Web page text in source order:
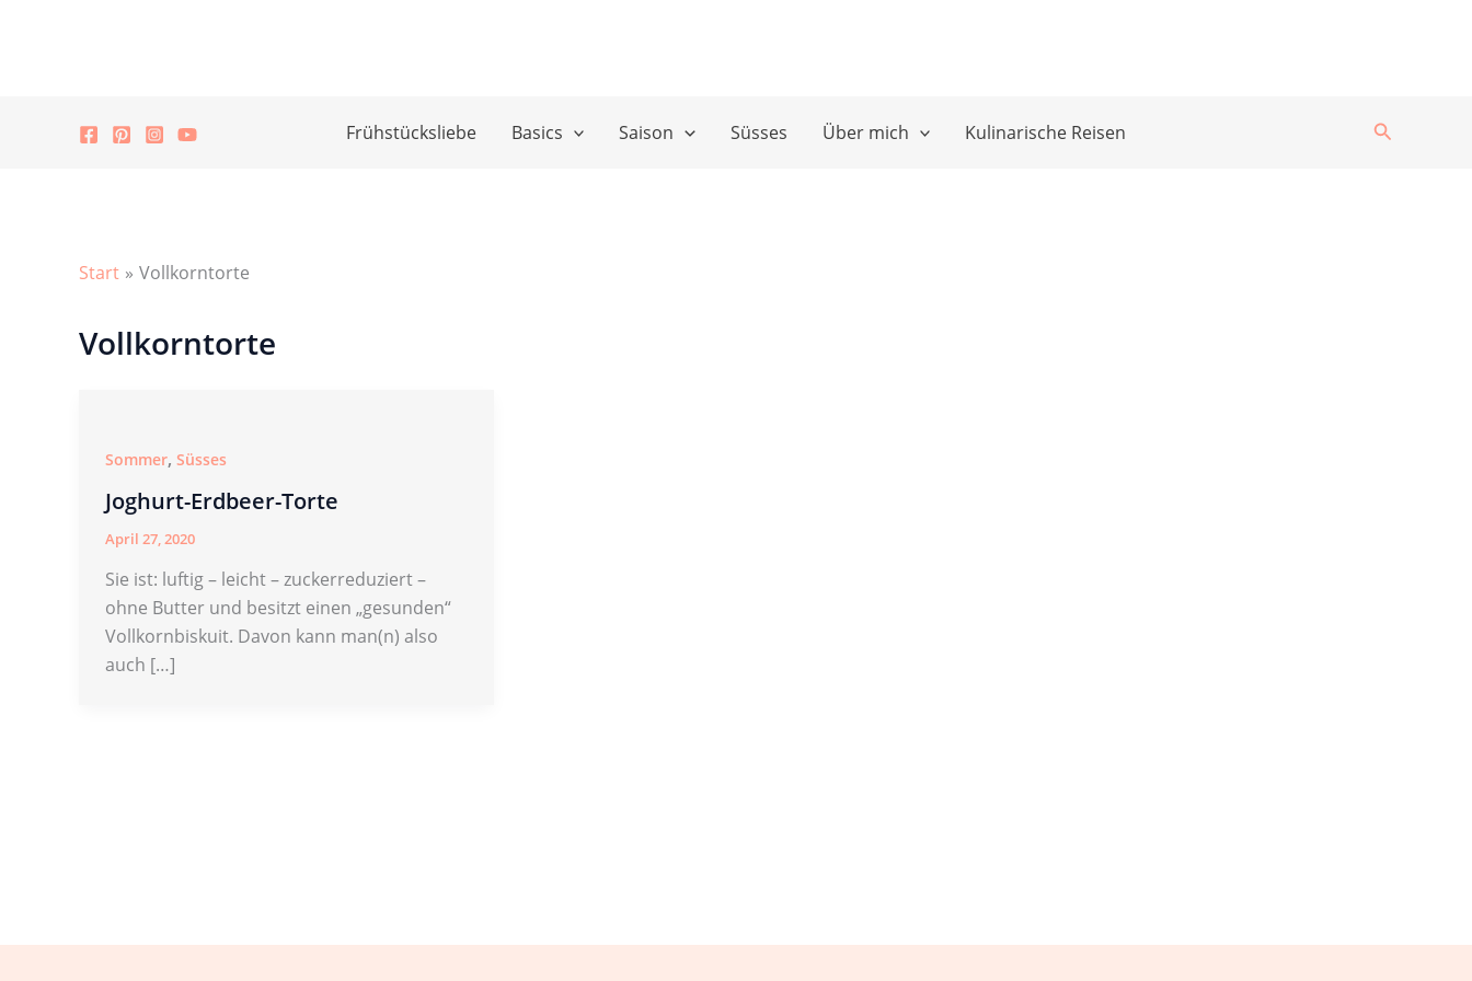
Frühstücksliebe Basics Saison Süsses Über mich Kulinarische Reisen Suchen
Start Vollkorntorte
Vollkorntorte
Sommer, Süsses
Joghurt-Erdbeer-Torte
April 27, 2020
Sie ist: luftig – leicht – zuckerreduziert –
ohne Butter und besitzt einen „gesunden“
Vollkornbiskuit. Davon kann man(n) also
auch […]